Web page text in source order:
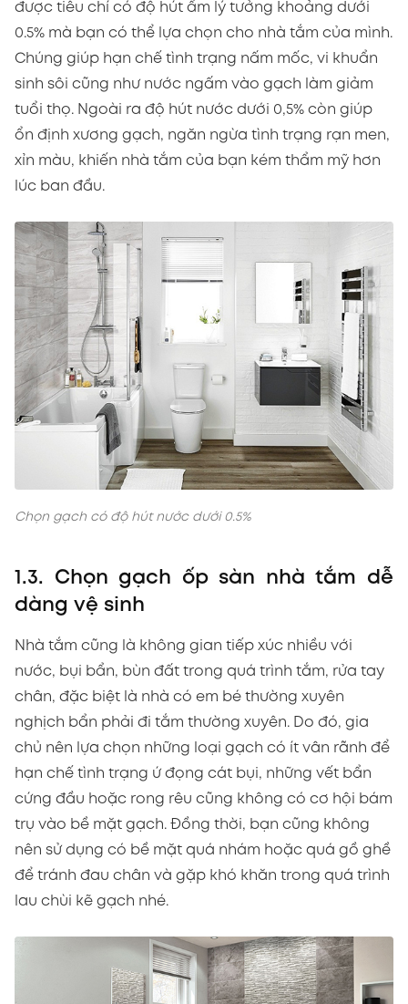
được tiêu chí có độ hút ẩm lý tưởng khoảng dưới
0.5% mà bạn có thể lựa chọn cho nhà tắm của mình.
Chúng giúp hạn chế tình trạng nấm mốc, vi khuẩn
sinh sôi cũng như nước ngấm vào gạch làm giảm
tuổi thọ. Ngoài ra độ hút nước dưới 0,5% còn giúp
ổn định xương gạch, ngăn ngừa tình trạng rạn men,
xỉn màu, khiến nhà tắm của bạn kém thẩm mỹ hơn
lúc ban đầu.
Chọn gạch có độ hút nước dưới 0.5%
1.3. Chọn gạch ốp sàn nhà tắm dễ
dàng vệ sinh
Nhà tắm cũng là không gian tiếp xúc nhiều với
nước, bụi bẩn, bùn đất trong quá trình tắm, rửa tay
chân, đặc biệt là nhà có em bé thường xuyên
nghịch bẩn phải đi tắm thường xuyên. Do đó, gia
chủ nên lựa chọn những loại gạch có ít vân rãnh để
hạn chế tình trạng ứ đọng cát bụi, những vết bẩn
cứng đầu hoặc rong rêu cũng không có cơ hội bám
trụ vào bề mặt gạch. Đồng thời, bạn cũng không
nên sử dụng có bề mặt quá nhám hoặc quá gồ ghề
để tránh đau chân và gặp khó khăn trong quá trình
lau chùi kẽ gạch nhé.